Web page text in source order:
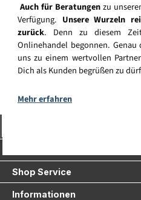
Auch für Beratungenzu
Verfügung. Unsere Wurzeln
zurück. Denn zu diesem
Onlinehandel begonnen.
uns zu einem wertvollen
Dich als Kunden begrüßen zu
Mehr erfahren
Shop Service
Informationen